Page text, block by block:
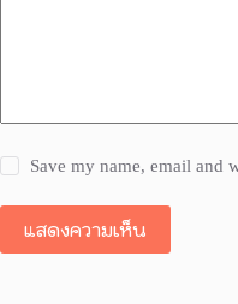
Save my name, email and
แสดงความเห็น